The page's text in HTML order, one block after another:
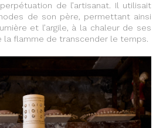
de l’artisanat. Il utilisait
de son père, permettant ainsi
et l’argile, à la chaleur de ses
la flamme de transcender le temps.